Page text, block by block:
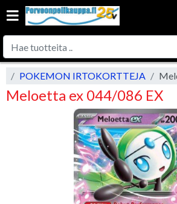
POKEMON IRTOKORTTEJA
Meloetta ex 044/086 EX